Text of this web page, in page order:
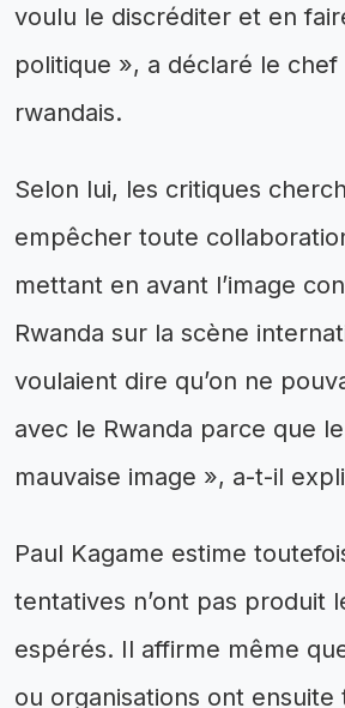
voulu le discréditer et en
politique », a déclaré le chef
rwandais.
Selon lui, les critiques
empêcher toute
mettant en avant l’image
Rwanda sur la scène
voulaient dire qu’on ne
avec le Rwanda parce que
mauvaise image », a-t-il
Paul Kagame estime
tentatives n’ont pas produit
espérés. Il affirme même
ou organisations ont ensuite